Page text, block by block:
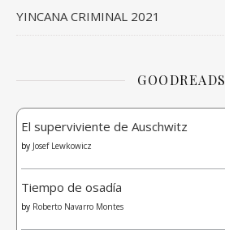
YINCANA CRIMINAL 2021
GOODREADS
El superviviente de Auschwitz
by Josef Lewkowicz
Tiempo de osadía
by Roberto Navarro Montes